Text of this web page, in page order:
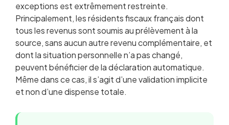
exceptions est extrêmement restreinte.
Principalement, les résidents fiscaux français dont
tous les revenus sont soumis au prélèvement à la
source, sans aucun autre revenu complémentaire, et
dont la situation personnelle n’a pas changé,
peuvent bénéficier de la déclaration automatique.
Même dans ce cas, il s’agit d’une validation implicite
et non d’une dispense totale.